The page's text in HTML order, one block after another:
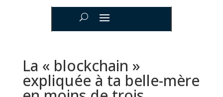
La « blockchain »
expliquée à ta belle-mère